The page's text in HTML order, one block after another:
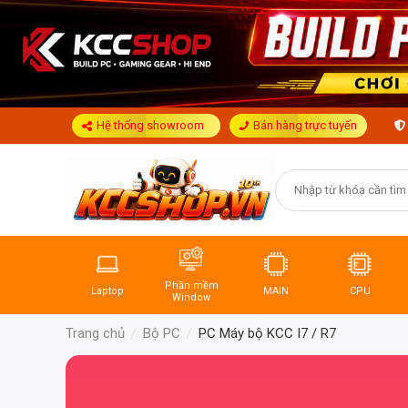
Hệ thống showroom Bán hàng trực tuyến
Laptop
Phần mềm
Window
MAIN CPU
Trang chủ Bộ PC PC Máy bộ KCC I7 / R7